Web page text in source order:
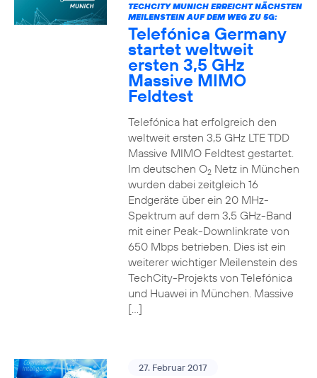
TECHCITY MUNICH ERREICHT NÄCHSTEN
MEILENSTEIN AUF DEM WEG ZU 5G:
Telefónica Germany
startet weltweit
ersten 3,5 GHz
Massive MIMO
Feldtest
Telefónica hat erfolgreich den
weltweit ersten 3,5 GHz LTE TDD
Massive MIMO Feldtest gestartet.
Im deutschen O2Netz in München
wurden dabei zeitgleich 16
Endgeräte über ein 20 MHz-
Spektrum auf dem 3,5 GHz-Band
mit einer Peak-Downlinkrate von
650 Mbps betrieben. Dies ist ein
weiterer wichtiger Meilenstein des
TechCity-Projekts von Telefónica
und Huawei in München. Massive
[…]
27. Februar 2017